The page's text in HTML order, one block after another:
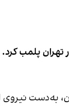
پلمب کرد.
۱۹ مهر و پس از برگزاری جشنی در ۱۸ مهر و